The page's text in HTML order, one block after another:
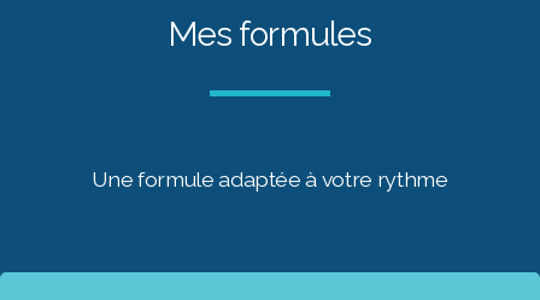
Mes formules
Une formule adaptée à votre rythme